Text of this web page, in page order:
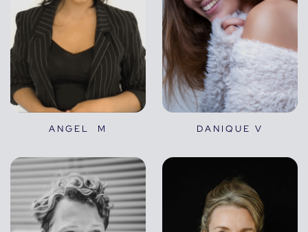
ANGEL M DANIQUE V